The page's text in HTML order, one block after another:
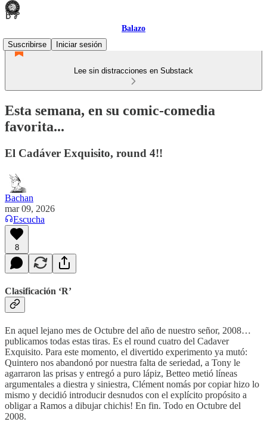
Balazo
Suscribirse
Iniciar sesión
Lee sin distracciones en Substack
Esta semana, en su comic-comedia
favorita...
El Cadáver Exquisito, round 4!!
Bachan
mar 09, 2026
Escucha
8
Clasificación ‘R’
En aquel lejano mes de Octubre del año de nuestro señor, 2008…
publicamos todas estas tiras. Es el round cuatro del Cadaver
Exquisito. Para este momento, el divertido experimento ya mutó:
Quintero nos abandonó por nuestra falta de seriedad, a Tony le
agarraron las prisas y entregó a puro lápiz, Betteo metió líneas
argumentales a diestra y siniestra, Clément nomás por copiar hizo lo
mismo y decidió introducir desnudos con el explícito propósito a
obligar a Ramos a dibujar chichis! En fin. Todo en Octubre del
2008.